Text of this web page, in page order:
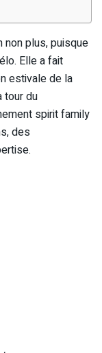
plus, puisque
Elle a fait
estivale de la
tour du
spirit family
des